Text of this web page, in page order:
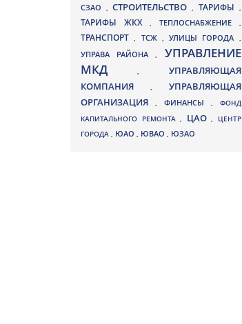
СЗАО ,СТРОИТЕЛЬСТВО, ТАРИФЫ ,
ТАРИФЫ ЖКХ , ТЕПЛОСНАБЖЕНИЕ ,
ТРАНСПОРТ, ТСЖ , УЛИЦЫ ГОРОДА ,
УПРАВА РАЙОНА, УПРАВЛЕНИЕ
МКД, УПРАВЛЯЮЩАЯ
КОМПАНИЯ
, УПРАВЛЯЮЩАЯ
ОРГАНИЗАЦИЯ
, ФИНАНСЫ , ФОНД
КАПИТАЛЬНОГО РЕМОНТА , ЦАО ,
ЦЕНТР
ГОРОДА , ЮАО , ЮВАО , ЮЗАО